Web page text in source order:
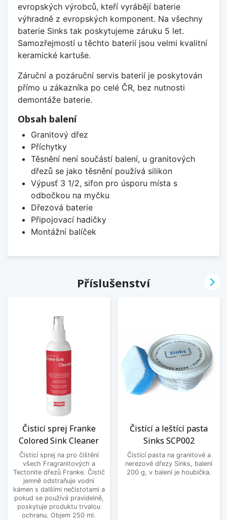
evropských výrobců, kteří vyrábějí baterie
výhradně z evropských komponent. Na všechny
baterie Sinks tak poskytujeme záruku 5 let.
Samozřejmostí u těchto baterií jsou velmi kvalitní
keramické kartuše.
Záruční a pozáruční servis baterií je poskytován
přímo u zákazníka po celé ČR, bez nutnosti
demontáže baterie.
Obsah balení
Granitový dřez
Příchytky
Těsnění není součástí balení, u granitových
dřezů se jako těsnění používá silikon
Výpusť 3 1/2, sifon pro úsporu místa s
odbočkou na myčku
Dřezová baterie
Připojovací hadičky
Montážní balíček
Příslušenství
Čisticí sprej Franke
Colored Sink Cleaner
Čisticí sprej na pro čištění
všech Fragranitových a
Tectonite dřezů Franke. Čistič
jemně odstraňuje vodní
kámen s dalšími nečistotami a
pokud se používá pravidelně,
poskytuje produktu trvalou
ochranu. Objem 250 ml.
Čistící a leštící pasta
Sinks SCP002
Čistící pasta na granitové a
nerezové dřezy Sinks, balení
200 g, v balení je houbička.
